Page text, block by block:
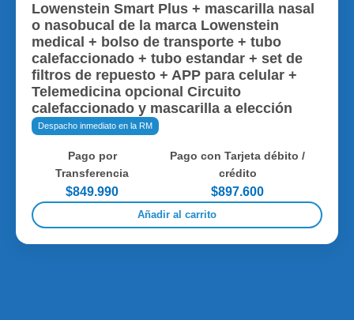
Lowenstein Smart Plus + mascarilla nasal
o nasobucal de la marca Lowenstein
medical + bolso de transporte + tubo
calefaccionado + tubo estandar + set de
filtros de repuesto + APP para celular +
Telemedicina opcional Circuito
calefaccionado y mascarilla a elección
Despacho inmediato en la RM
Pago por
Transferencia
$849.990
Pago con Tarjeta débito /
crédito
$897.600
Añadir al carrito